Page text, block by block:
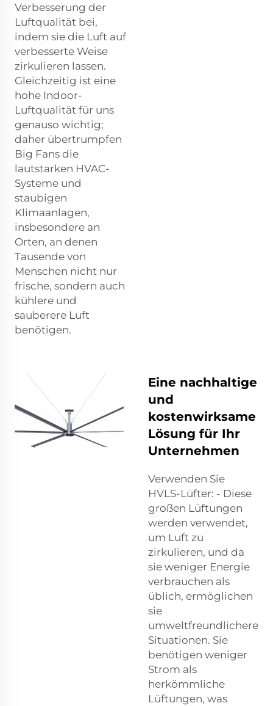
Verbesserung der
Luftqualität bei,
indem sie die Luft auf
verbesserte Weise
zirkulieren lassen.
Gleichzeitig ist eine
hohe Indoor-
Luftqualität für uns
genauso wichtig;
daher übertrumpfen
Big Fans die
lautstarken HVAC-
Systeme und
staubigen
Klimaanlagen,
insbesondere an
Orten, an denen
Tausende von
Menschen nicht nur
frische, sondern auch
kühlere und
sauberere Luft
benötigen.
Eine nachhaltige
und
kostenwirksame
Lösung für Ihr
Unternehmen
Verwenden Sie
HVLS-Lüfter: - Diese
großen Lüftungen
werden verwendet,
um Luft zu
zirkulieren, und da
sie weniger Energie
verbrauchen als
üblich, ermöglichen
sie
umweltfreundlichere
Situationen. Sie
benötigen weniger
Strom als
herkömmliche
Lüftungen, was